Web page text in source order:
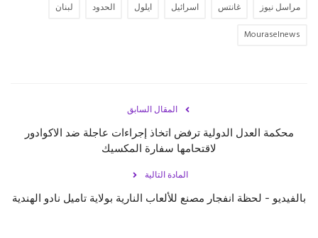
مراسل نيوز غانتس اسرائيل ايلول الحدود
لبنان
Mouraselnews
المقال السابق
محكمة العدل الدولية ترفض اتخاذ إجراءات عاجلة ضد الاكوادور
لاقتحامها سفارة المكسيك
المادة التالية
بالفيديو - لحظة انفجار مصنع للألعاب النارية بولاية تاميل نادو الهندية⁣